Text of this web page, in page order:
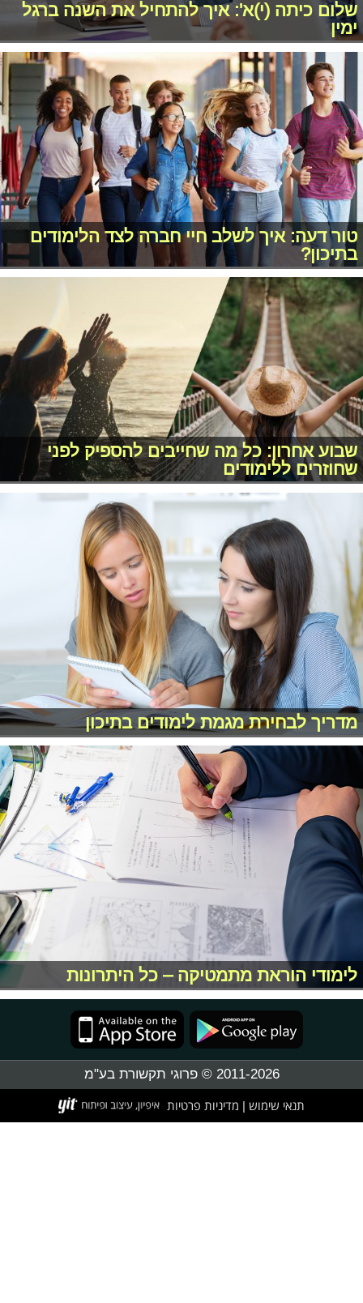
שלום כיתה (י)א': איך להתחיל את השנה ברגל
ימין
טור דעה: איך לשלב חיי חברה לצד הלימודים
בתיכון?
שבוע אחרון: כל מה שחייבים להספיק לפני
שחוזרים ללימודים
מדריך לבחירת מגמת לימודים בתיכון
לימודי הוראת מתמטיקה – כל היתרונות
2011-2026 © פרוגי תקשורת בע"מ
תנאי שימוש מדיניות פרטיות